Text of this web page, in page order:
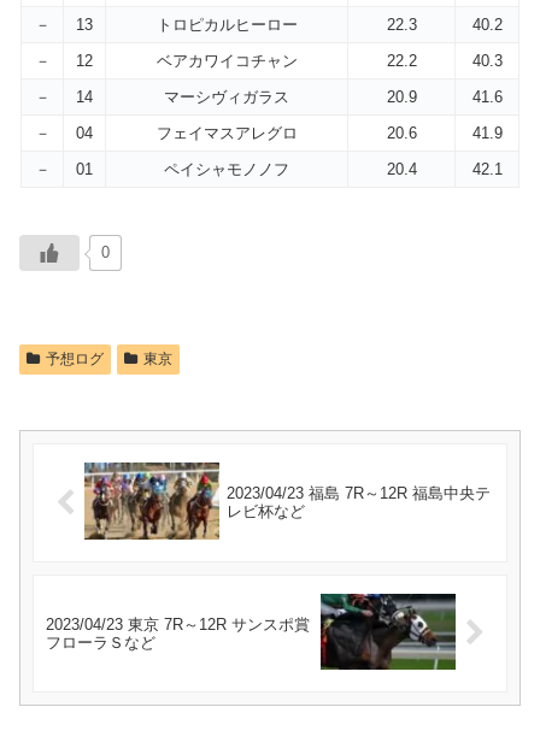
－
13 トロピカルヒーロー 22.3
40.2
－
12 ベアカワイコチャン 22.2
40.3
－
14 マーシヴィガラス 20.9
41.6
－
04 フェイマスアレグロ 20.6
41.9
－
01 ペイシャモノノフ 20.4 42.1
0
予想ログ 東京
2023/04/23 福島 7R～12R 福島中央テ
レビ杯など
2023/04/23 東京 7R～12R サンスポ賞
フローラＳなど